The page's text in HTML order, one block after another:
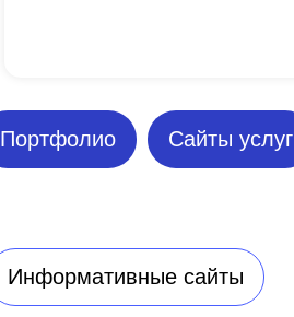
Портфолио Сайты услуг
Информативные сайты